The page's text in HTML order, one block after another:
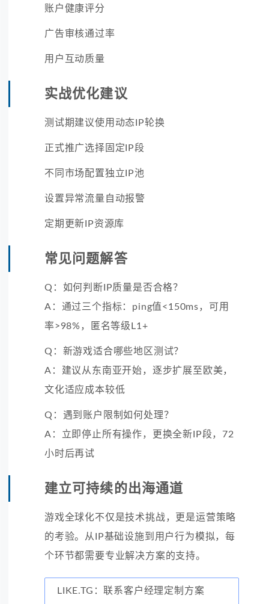
账户健康评分
广告审核通过率
用户互动质量
实战优化建议
测试期建议使用动态IP轮换
正式推广选择固定IP段
不同市场配置独立IP池
设置异常流量自动报警
定期更新IP资源库
常见问题解答
Q：如何判断IP质量是否合格？
A：通过三个指标：ping值<150ms，可用
率>98%，匿名等级L1+
Q：新游戏适合哪些地区测试？
A：建议从东南亚开始，逐步扩展至欧美，
文化适应成本较低
Q：遇到账户限制如何处理？
A：立即停止所有操作，更换全新IP段，72
小时后再试
建立可持续的出海通道
游戏全球化不仅是技术挑战，更是运营策略
的考验。从IP基础设施到用户行为模拟，每
个环节都需要专业解决方案的支持。
LIKE.TG：联系客户经理定制方案